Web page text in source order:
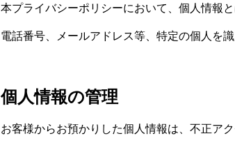
本プライバシーポリシーにおいて、個人情報
電話番号、メールアドレス等、特定の個人を
個人情報の管理
お客様からお預かりした個人情報は、不正ア